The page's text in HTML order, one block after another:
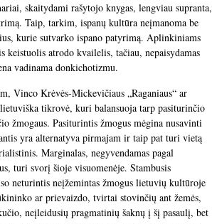
skaitydami rašytojo knygas, lengviau supranta,
Taip, tarkim, ispanų kultūra neįmanoma be
kurie sutvarko ispano patyrimą. Aplinkiniams
keistuolis atrodo kvailelis, tačiau, nepaisydamas
vadinama donkichotizmu.
Vinco Krėvės-Mickevičiaus „Raganiaus“ ar
tikrovė, kuri balansuoja tarp pasiturinčio
Pasiturintis žmogus mėgina nusavinti
yra alternatyva pirmajam ir taip pat turi vietą
Marginalas, negyvendamas pagal
turi svorį šioje visuomenėje. Stambusis
neturintis neįžemintas žmogus lietuvių kultūroje
ar prievaizdo, tvirtai stovinčių ant žemės,
neįleidusių pragmatinių šaknų į šį pasaulį, bet